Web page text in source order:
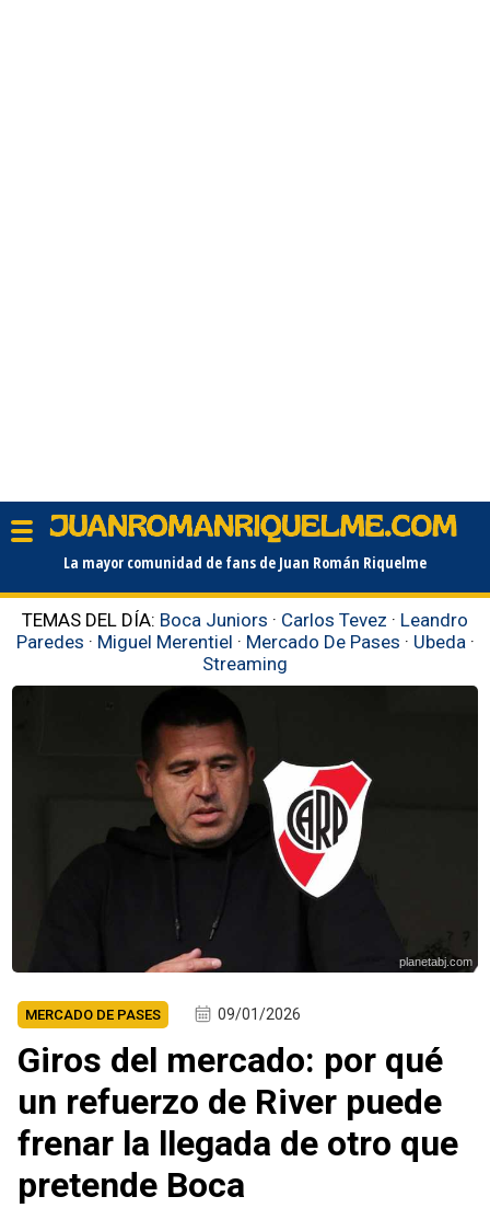
La mayor comunidad de fans de Juan Román Riquelme
TEMAS DEL DÍA: Boca Juniors · Carlos Tevez · Leandro
Paredes · Miguel Merentiel · Mercado De Pases · Ubeda ·
Streaming
planetabj.com
MERCADO DE PASES 09/01/2026
Giros del mercado: por qué
un refuerzo de River puede
frenar la llegada de otro que
pretende Boca